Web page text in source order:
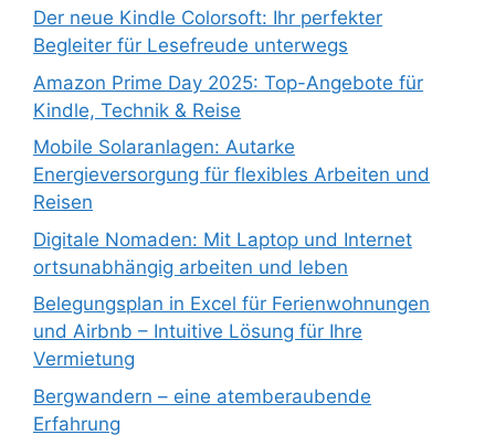
Der neue Kindle Colorsoft: Ihr perfekter
Begleiter für Lesefreude unterwegs
Amazon Prime Day 2025: Top-Angebote für
Kindle, Technik & Reise
Mobile Solaranlagen: Autarke
Energieversorgung für flexibles Arbeiten und
Reisen
Digitale Nomaden: Mit Laptop und Internet
ortsunabhängig arbeiten und leben
Belegungsplan in Excel für Ferienwohnungen
und Airbnb – Intuitive Lösung für Ihre
Vermietung
Bergwandern – eine atemberaubende
Erfahrung